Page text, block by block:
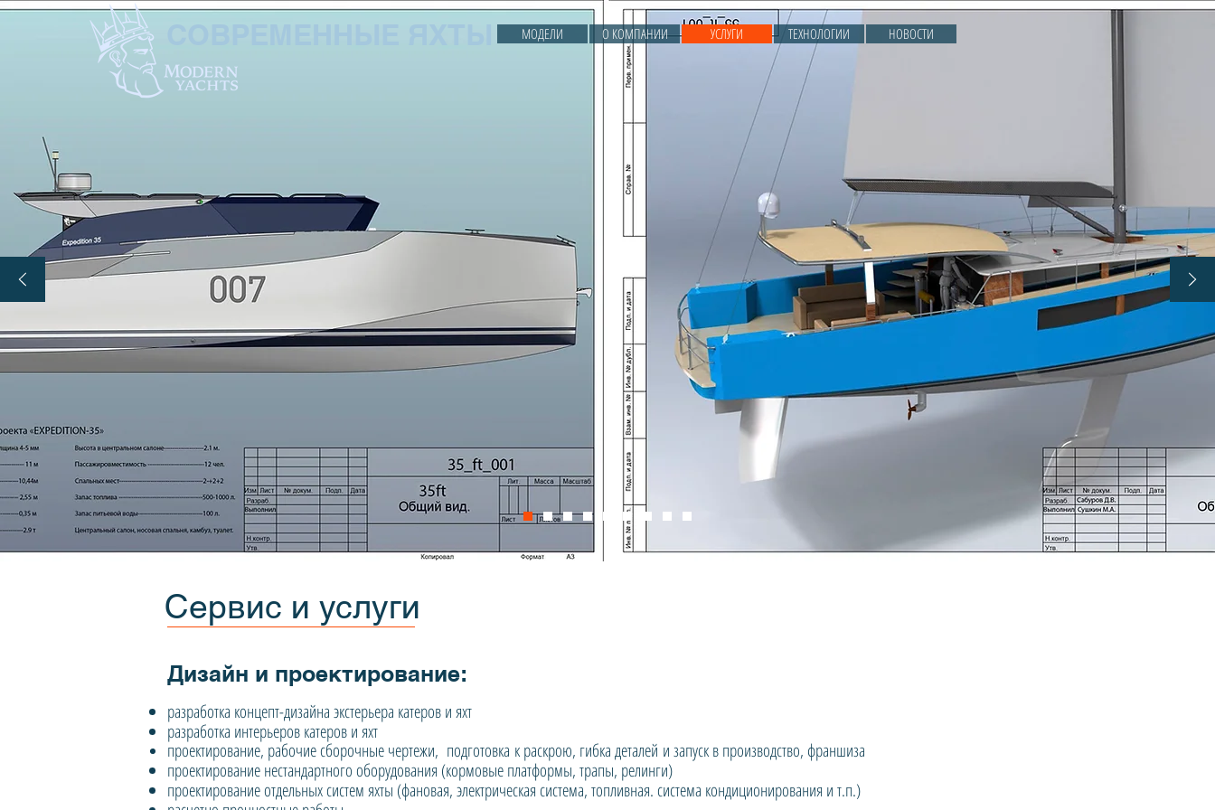
МОДЕЛИ О КОМПАНИИ УСЛУГИ ТЕХНОЛОГИИ НОВОСТИ
Сервис и услуги
Дизайн и проектирование:
разработка концепт-дизайна экстерьера катеров и яхт
разработка интерьеров катеров и яхт
проектирование, рабочие сборочные чертежи, подготовка к раскрою, гибка деталей и запуск в производство, франшиза
проектирование нестандартного оборудования (кормовые платформы, трапы, релинги)
проектирование отдельных систем яхты (фановая, электрическая система, топливная. система кондиционирования и т.п.)